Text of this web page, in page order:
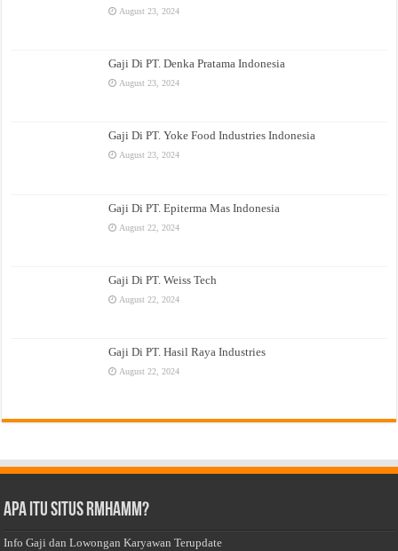
August 23, 2024
Gaji Di PT. Denka Pratama Indonesia
August 23, 2024
Gaji Di PT. Yoke Food Industries Indonesia
August 23, 2024
Gaji Di PT. Epiterma Mas Indonesia
August 22, 2024
Gaji Di PT. Weiss Tech
August 22, 2024
Gaji Di PT. Hasil Raya Industries
August 22, 2024
Apa Itu Situs Rmhamm?
Info Gaji dan Lowongan Karyawan Terupdate